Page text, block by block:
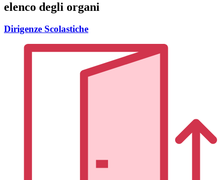
elenco degli organi
Dirigenze Scolastiche